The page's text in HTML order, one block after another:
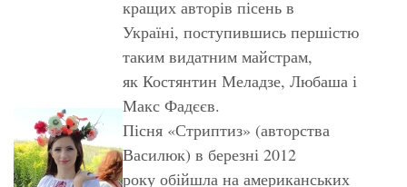
кращих авторів пісень в
Україні, поступившись першістю
таким видатним майстрам,
як Костянтин Меладзе, Любаша і
Макс Фадєєв.
Пісня «Стриптиз» (авторства
Василюк) в березні 2012
року обійшла на американських